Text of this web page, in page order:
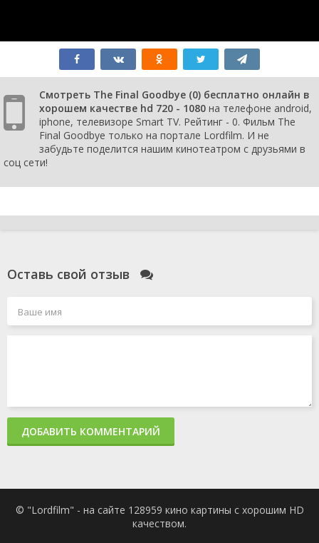
Смотреть The Final Goodbye (0) бесплатно онлайн в
хорошем качестве hd 720 - 1080 на телефоне android,
iphone, телевизоре Smart TV. Рейтинг - 0. Фильм The
Final Goodbye только на портале Lordfilm. И не
забудьте поделится нашим кинотеатром с друзьями в
соц сети!
Оставь свой отзыв
ДОБАВИТЬ КОММЕНТАРИЙ
© "Lordfilm" - на сайте 128959 кино картины с хорошим HD
качеством.